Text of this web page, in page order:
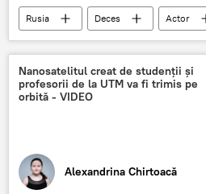
Rusia Deces
Actor
actor-legendă
funerarii
doliu
Nanosatelitul creat de studenții și
profesorii de la UTM va fi trimis pe
orbită - VIDEO
Alexandrina Chirtoacă